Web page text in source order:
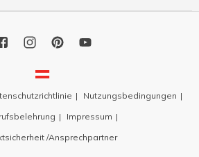
Nutzungsbedingungen
Impressum
/Ansprechpartner